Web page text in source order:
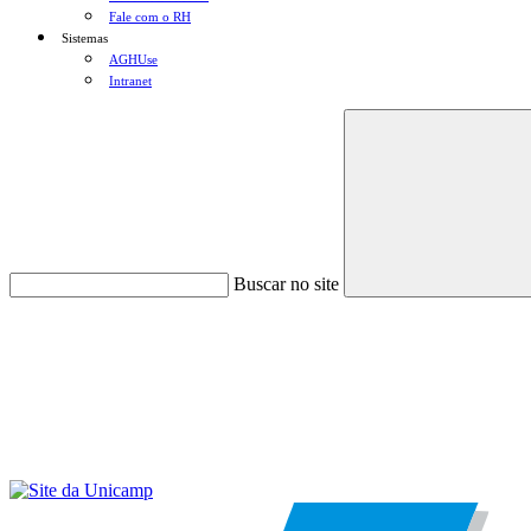
Fale com o RH
Sistemas
AGHUse
Intranet
Buscar no site